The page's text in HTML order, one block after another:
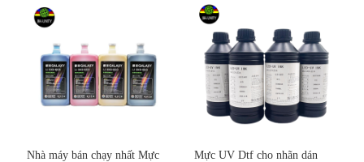
Nhà máy bán chạy nhất Mực
Mực UV Dtf cho nhãn dán